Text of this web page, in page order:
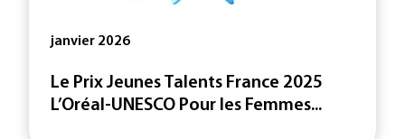
janvier 2026
Le Prix Jeunes Talents France 2025
L’Oréal-UNESCO Pour les Femmes...